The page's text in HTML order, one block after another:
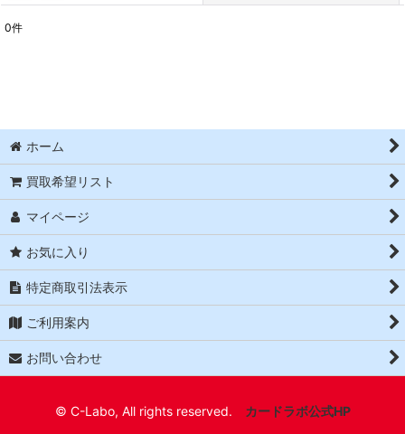
0件
ホーム
買取希望リスト
マイページ
お気に入り
特定商取引法表示
ご利用案内
お問い合わせ
© C-Labo, All rights reserved. カードラボ公式HP